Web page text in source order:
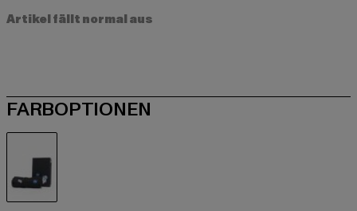
Artikel fällt normal aus
FARBOPTIONEN